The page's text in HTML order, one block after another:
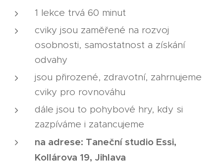
1 lekce trvá 60 minut
cviky jsou zaměřené na rozvoj
osobnosti, samostatnost a získání
odvahy
jsou přirozené, zdravotní, zahrnujeme
cviky pro rovnováhu
dále jsou to pohybové hry, kdy si
zazpíváme i zatancujeme
na adrese: Taneční studio Essi,
Kollárova 19, Jihlava